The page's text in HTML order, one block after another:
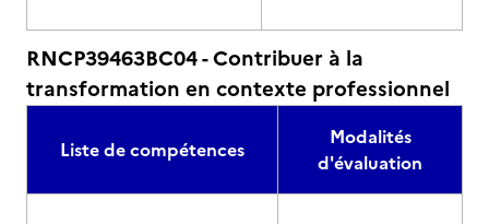
RNCP39463BC04 - Contribuer à la
transformation en contexte professionnel
Liste de compétences
Modalités
d'évaluation